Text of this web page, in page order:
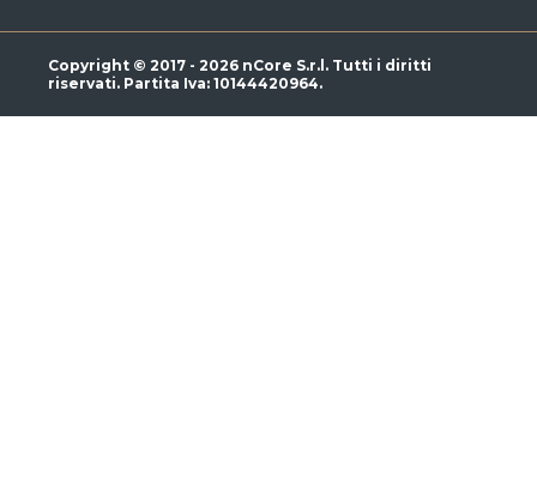
Copyright © 2017 - 2026 nCore S.r.l. Tutti i diritti
riservati. Partita Iva: 10144420964.